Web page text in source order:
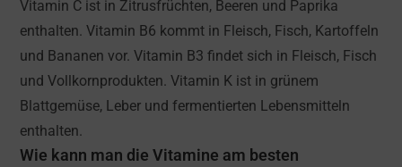
Vitamin C ist in Zitrusfrüchten, Beeren und Paprika
enthalten. Vitamin B6 kommt in Fleisch, Fisch, Kartoffeln
und Bananen vor. Vitamin B3 findet sich in Fleisch, Fisch
und Vollkornprodukten. Vitamin K ist in grünem
Blattgemüse, Leber und fermentierten Lebensmitteln
enthalten.
Wie kann man die Vitamine am besten